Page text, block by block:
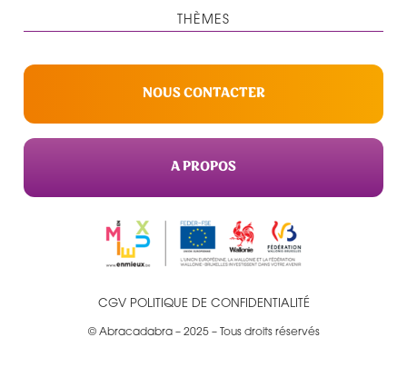
THÈMES
NOUS CONTACTER
A PROPOS
CGV POLITIQUE DE CONFIDENTIALITÉ
© Abracadabra – 2025 – Tous droits réservés